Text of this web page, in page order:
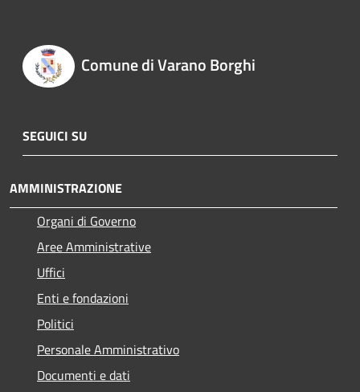
Comune di Varano Borghi
SEGUICI SU
AMMINISTRAZIONE
Organi di Governo
Aree Amministrative
Uffici
Enti e fondazioni
Politici
Personale Amministrativo
Documenti e dati